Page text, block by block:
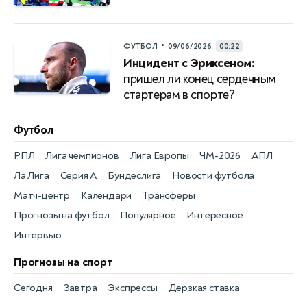
ФУТБОЛ • 09/06/2026 00:22
Инцидент с Эриксеном:
пришел ли конец сердечным
стартерам в спорте?
Футбол
Новости футбола
РПЛ
Матч-центр
Лига чемпионов
Календари
Лига Европы
Трансферы
ЧМ-2026
Прогнозы на футбол
АПЛ
Популярное
Ла Лига
Интересное
Серия А
Интервью
Бундеслига
Прогнозы на спорт
Сегодня
Завтра Экспрессы Дерзкая ставка